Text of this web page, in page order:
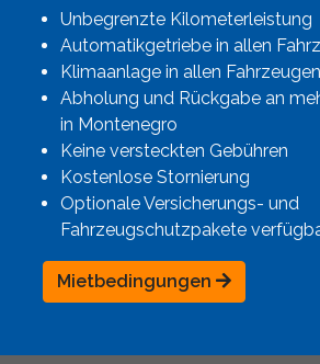
Unbegrenzte Kilometerleistung
Automatikgetriebe in allen
Klimaanlage in allen Fahrzeugen
Abholung und Rückgabe an
in Montenegro
Keine versteckten Gebühren
Kostenlose Stornierung
Optionale Versicherungs- und
Fahrzeugschutzpakete
Mietbedingungen